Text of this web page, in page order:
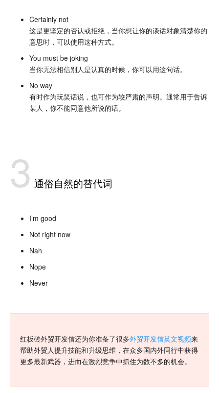
Certainly not
这是更坚定的否认或拒绝，当你想让你的谈话对象清楚你的
意思时，可以使用这种方式。
You must be joking
当你无法相信别人是认真的时候，你可以用这句话。
No way
有时作为玩笑话说，也可作为较严肃的声明。通常用于告诉
某人，你不能同意他所说的话。
3 通俗自然的替代词
I’m good
Not right now
Nah
Nope
Never
红板砖外贸开发信还为你准备了很多外贸开发信英文视频来
帮助外贸人提升技能和升级思维，在众多国内外同行中获得
更多最新武器，进而在激烈竞争中抓住为数不多的机会。